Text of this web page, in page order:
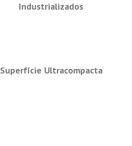
Industrializados
Superfície Ultracompacta